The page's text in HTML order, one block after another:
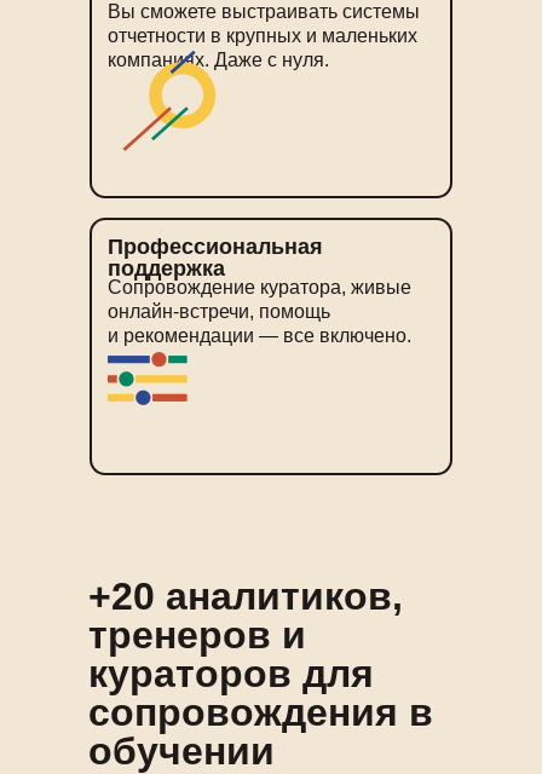
Вы сможете выстраивать системы
отчетности в крупных и маленьких
компаниях. Даже с нуля.
Профессиональная
поддержка
Сопровождение куратора, живые
онлайн-встречи, помощь
и рекомендации — все включено.
+20 аналитиков,
тренеров и
кураторов для
сопровождения в
обучении